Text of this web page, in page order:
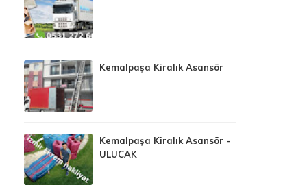
Kemalpaşa Kiralık Asansör
Kemalpaşa Kiralık Asansör -
ULUCAK